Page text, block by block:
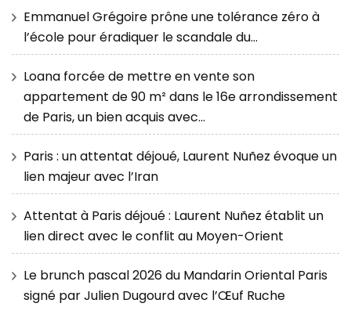
Emmanuel Grégoire prône une tolérance zéro à
l’école pour éradiquer le scandale du…
Loana forcée de mettre en vente son
appartement de 90 m² dans le 16e arrondissement
de Paris, un bien acquis avec…
Paris : un attentat déjoué, Laurent Nuñez évoque un
lien majeur avec l’Iran
Attentat à Paris déjoué : Laurent Nuñez établit un
lien direct avec le conflit au Moyen-Orient
Le brunch pascal 2026 du Mandarin Oriental Paris
signé par Julien Dugourd avec l’Œuf Ruche